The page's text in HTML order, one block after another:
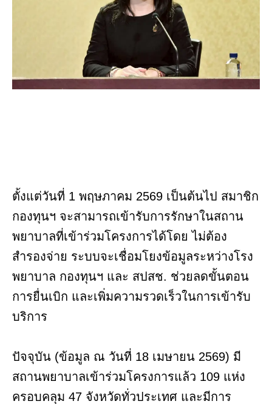
ตั้งแต่วันที่ 1 พฤษภาคม 2569 เป็นต้นไป สมาชิก
กองทุนฯ จะสามารถเข้ารับการรักษาในสถาน
พยาบาลที่เข้าร่วมโครงการได้โดย ไม่ต้อง
สำรองจ่าย ระบบจะเชื่อมโยงข้อมูลระหว่างโรง
พยาบาล กองทุนฯ และ สปสช. ช่วยลดขั้นตอน
การยื่นเบิก และเพิ่มความรวดเร็วในการเข้ารับ
บริการ
ปัจจุบัน (ข้อมูล ณ วันที่ 18 เมษายน 2569) มี
สถานพยาบาลเข้าร่วมโครงการแล้ว 109 แห่ง
ครอบคลุม 47 จังหวัดทั่วประเทศ และมีการ